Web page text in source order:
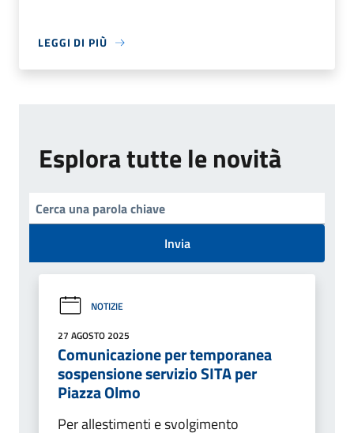
LEGGI DI PIÙ
Esplora tutte le novità
Invia
NOTIZIE
27 AGOSTO 2025
Comunicazione per temporanea
sospensione servizio SITA per
Piazza Olmo
Per allestimenti e svolgimento